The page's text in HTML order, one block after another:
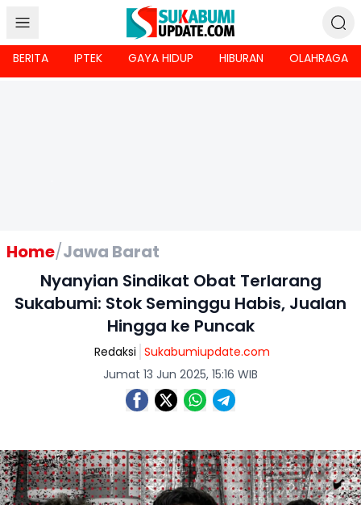
BERITA IPTEK GAYA HIDUP HIBURAN OLAHRAGA
Home/Jawa Barat
Nyanyian Sindikat Obat Terlarang
Sukabumi: Stok Seminggu Habis, Jualan
Hingga ke Puncak
Redaksi Sukabumiupdate.com
Jumat 13 Jun 2025, 15:16 WIB